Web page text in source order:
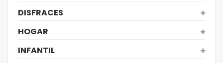
DISFRACES
HOGAR
INFANTIL